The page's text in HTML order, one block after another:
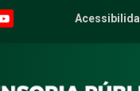
Sociais
Menu 2
Rodapé 3